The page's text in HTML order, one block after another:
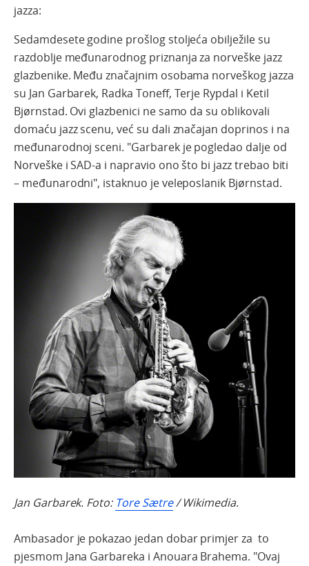
jazza:
Sedamdesete godine prošlog stoljeća obilježile su
razdoblje međunarodnog priznanja za norveške jazz
glazbenike. Među značajnim osobama norveškog jazza
su Jan Garbarek, Radka Toneff, Terje Rypdal i Ketil
Bjørnstad. Ovi glazbenici ne samo da su oblikovali
domaću jazz scenu, već su dali značajan doprinos i na
međunarodnoj sceni. "Garbarek je pogledao dalje od
Norveške i SAD-a i napravio ono što bi jazz trebao biti
– međunarodni", istaknuo je veleposlanik Bjørnstad.
Jan Garbarek. Foto: Tore Sætre/ Wikimedia.
Ambasador je pokazao jedan dobar primjer za to
pjesmom Jana Garbareka i Anouara Brahema. "Ovaj